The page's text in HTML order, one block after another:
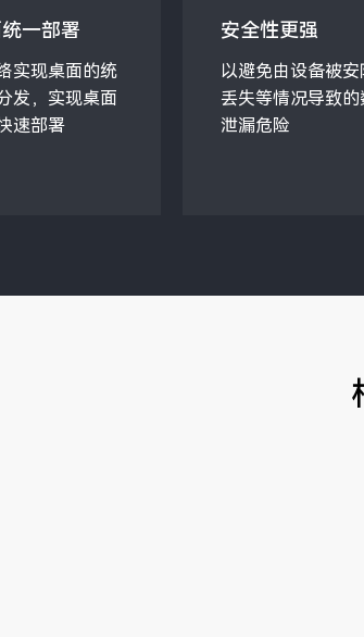
一部署
实现桌面的统
发，实现桌面
速部署
安全性更强
以避免由设备被安
丢失等情况导致的
泄漏危险